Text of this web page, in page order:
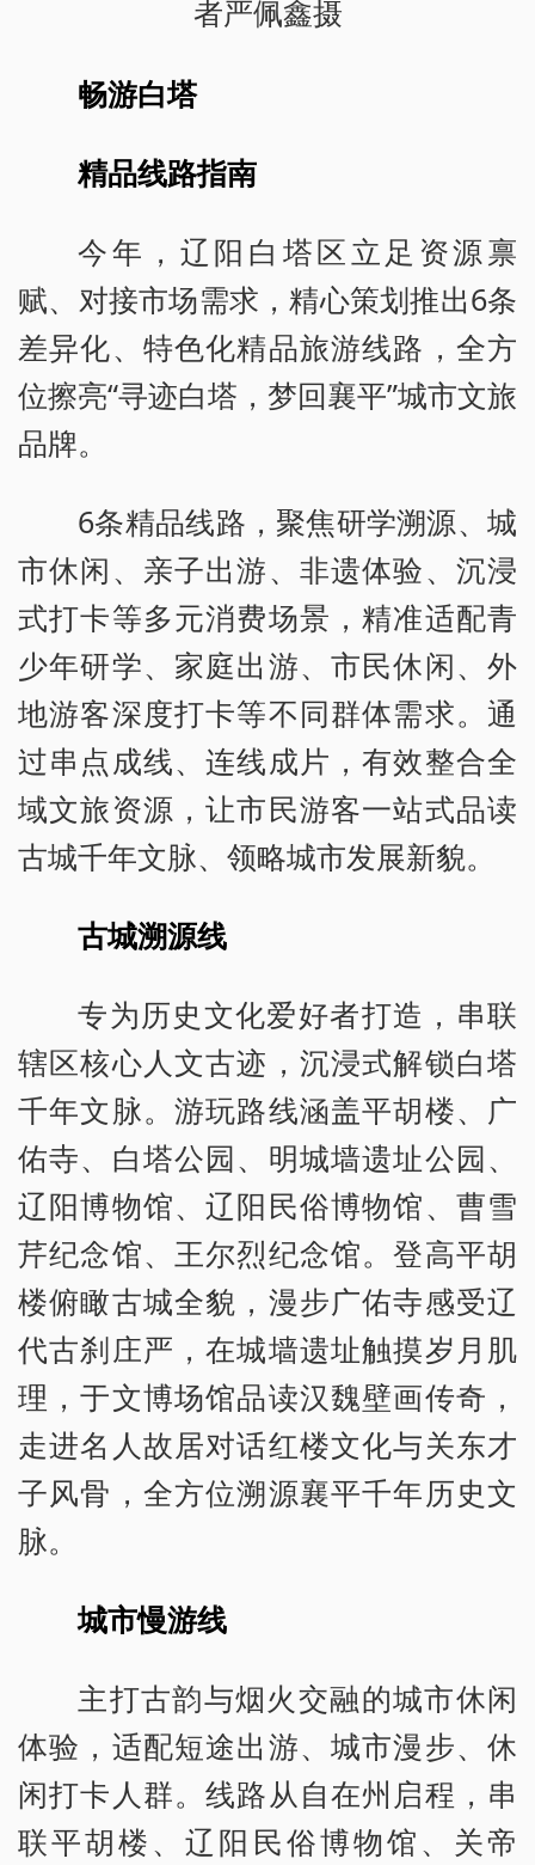
者严佩鑫摄
畅游白塔
精品线路指南
今年，辽阳白塔区立足资源禀
赋、对接市场需求，精心策划推出6条
差异化、特色化精品旅游线路，全方
位擦亮“寻迹白塔，梦回襄平”城市文旅
品牌。
6条精品线路，聚焦研学溯源、城
市休闲、亲子出游、非遗体验、沉浸
式打卡等多元消费场景，精准适配青
少年研学、家庭出游、市民休闲、外
地游客深度打卡等不同群体需求。通
过串点成线、连线成片，有效整合全
域文旅资源，让市民游客一站式品读
古城千年文脉、领略城市发展新貌。
古城溯源线
专为历史文化爱好者打造，串联
辖区核心人文古迹，沉浸式解锁白塔
千年文脉。游玩路线涵盖平胡楼、广
佑寺、白塔公园、明城墙遗址公园、
辽阳博物馆、辽阳民俗博物馆、曹雪
芹纪念馆、王尔烈纪念馆。登高平胡
楼俯瞰古城全貌，漫步广佑寺感受辽
代古刹庄严，在城墙遗址触摸岁月肌
理，于文博场馆品读汉魏壁画传奇，
走进名人故居对话红楼文化与关东才
子风骨，全方位溯源襄平千年历史文
脉。
城市慢游线
主打古韵与烟火交融的城市休闲
体验，适配短途出游、城市漫步、休
闲打卡人群。线路从自在州启程，串
联平胡楼、辽阳民俗博物馆、关帝